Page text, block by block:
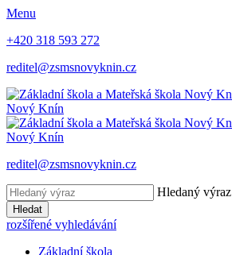
Menu
+420 318 593 272
reditel@zsmsnovyknin.cz
Nový Knín
Nový Knín
reditel@zsmsnovyknin.cz
Hledaný výraz
Hledat
rozšířené vyhledávání
Základní škola